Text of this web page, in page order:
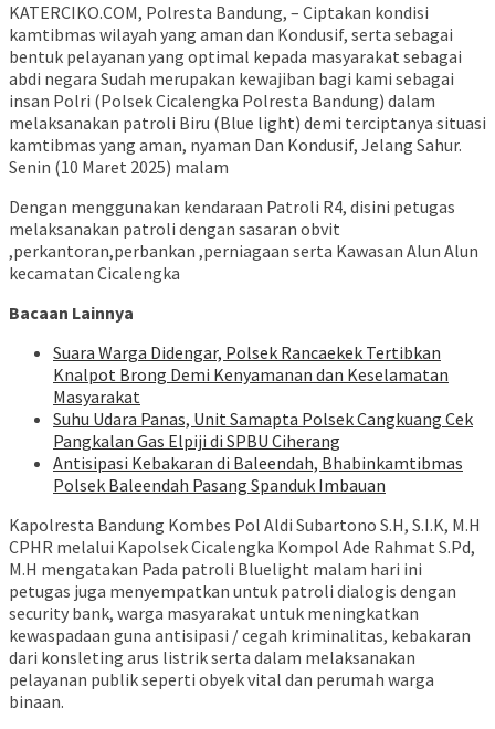
KATERCIKO.COM, Polresta Bandung, – Ciptakan kondisi
kamtibmas wilayah yang aman dan Kondusif, serta sebagai
bentuk pelayanan yang optimal kepada masyarakat sebagai
abdi negara Sudah merupakan kewajiban bagi kami sebagai
insan Polri (Polsek Cicalengka Polresta Bandung) dalam
melaksanakan patroli Biru (Blue light) demi terciptanya situasi
kamtibmas yang aman, nyaman Dan Kondusif, Jelang Sahur.
Senin (10 Maret 2025) malam
Dengan menggunakan kendaraan Patroli R4, disini petugas
melaksanakan patroli dengan sasaran obvit
,perkantoran,perbankan ,perniagaan serta Kawasan Alun Alun
kecamatan Cicalengka
Bacaan Lainnya
Suara Warga Didengar, Polsek Rancaekek Tertibkan
Knalpot Brong Demi Kenyamanan dan Keselamatan
Masyarakat
Suhu Udara Panas, Unit Samapta Polsek Cangkuang Cek
Pangkalan Gas Elpiji di SPBU Ciherang
Antisipasi Kebakaran di Baleendah, Bhabinkamtibmas
Polsek Baleendah Pasang Spanduk Imbauan
Kapolresta Bandung Kombes Pol Aldi Subartono S.H, S.I.K, M.H
CPHR melalui Kapolsek Cicalengka Kompol Ade Rahmat S.Pd,
M.H mengatakan Pada patroli Bluelight malam hari ini
petugas juga menyempatkan untuk patroli dialogis dengan
security bank, warga masyarakat untuk meningkatkan
kewaspadaan guna antisipasi / cegah kriminalitas, kebakaran
dari konsleting arus listrik serta dalam melaksanakan
pelayanan publik seperti obyek vital dan perumah warga
binaan.